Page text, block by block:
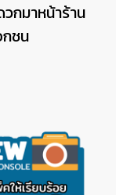
กมาหน้าร้าน
ชน